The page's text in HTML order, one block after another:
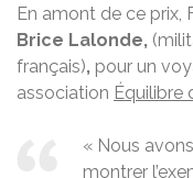
En amont de ce prix,
Brice Lalonde,
français), pour un
association Équilibre
« Nous
montrer